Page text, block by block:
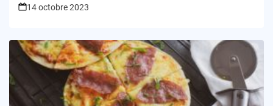
14 octobre 2023